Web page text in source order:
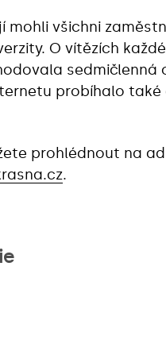
mohli všichni
O vítězích
sedmičlenná
probíhalo také
prohlédnout na
.